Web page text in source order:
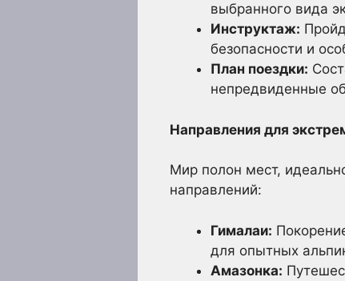
выбранного вида
Инструктаж:
безопасности и
План поездки:
непредвиденные
Направления для
Мир полон мест,
направлений:
Гималаи:
для опытных
Амазонка: